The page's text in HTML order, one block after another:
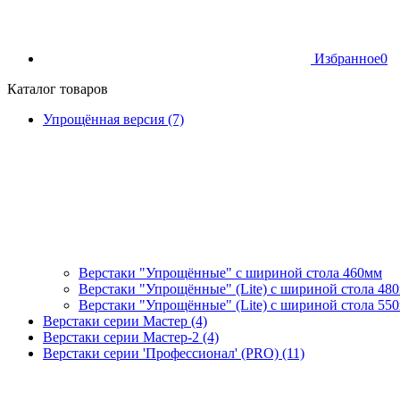
Избранное0
Каталог товаров
Упрощённая версия (7)
Верстаки "Упрощённые" с шириной стола 460мм
Верстаки "Упрощённые" (Lite) с шириной стола
Верстаки "Упрощённые" (Lite) с шириной стола
Верстаки серии Мастер (4)
Верстаки серии Мастер-2 (4)
Верстаки серии 'Профессионал' (PRO) (11)